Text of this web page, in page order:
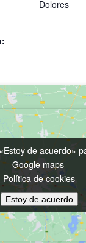
Dolores
de acuerdo»
Google maps
Política de cookies
Estoy de acuerdo
de acuerdo»
Google maps
Política de cookies
Estoy de acuerdo